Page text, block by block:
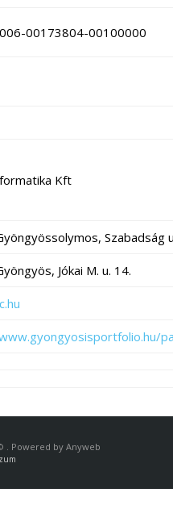
00173804-00100000
Kft
Szabadság
Jókai M. u. 14.
. Powered by Anyweb